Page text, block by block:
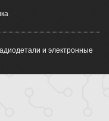
и электронные